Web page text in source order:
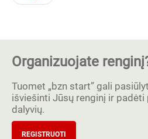
Organizuojate
Tuomet „bzn start” gali
išviešinti Jūsų renginį ir
dalyvių.
REGISTRUOTI